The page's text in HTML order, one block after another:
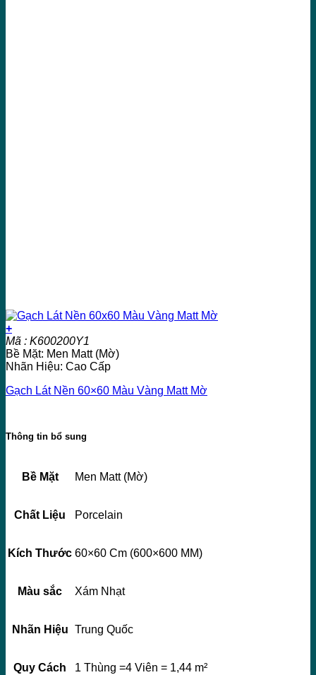
+
Mã : K600200Y1
Bề Mặt: Men Matt (Mờ)
Nhãn Hiệu: Cao Cấp
Gạch Lát Nền 60×60 Màu Vàng Matt Mờ
Thông tin bổ sung
Bề Mặt Men Matt (Mờ)
Chất Liệu Porcelain
Kích Thước 60×60 Cm (600×600 MM)
Màu sắc Xám Nhạt
Nhãn Hiệu Trung Quốc
Quy Cách 1 Thùng =4 Viên = 1,44 m²